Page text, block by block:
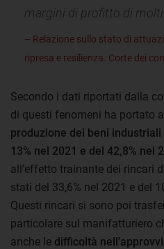
margini di profitto di
– Relazione sullo stato di
ripresa e resilienza. Corte dei
Secondo i dati riportati dalla
di questi fenomeni ha portato
produzione dei beni
13% nel 2021 e del 42,8% nel
all’effetto trainante dei rincari
stati del 33,6% nel 2021 e del
Questi rincari si sono poi
particolare sul manifatturiero
anche le difficoltà